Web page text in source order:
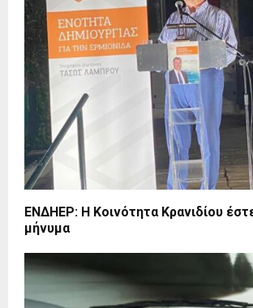
ΕΝΔΗΕΡ: Η Κοινότητα Κρανιδίου
μήνυμα